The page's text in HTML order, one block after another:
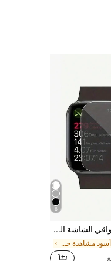
6
قطعتان من واقي الشاشة الجديد للجيل العاشر مضاد للتجسس، مناسب ل- Toh Ultra/SE/8/7/6/5/4/3/2/1/10/11، 38/40/41/42/44/45/49/46 مم، غطاء كامل 3D، فيلم مضاد للتجسس
في أسود مشاهدة حالة وشاشة حماة